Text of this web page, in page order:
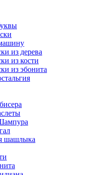
из дерева
из кости
из эбонита
шашлыка